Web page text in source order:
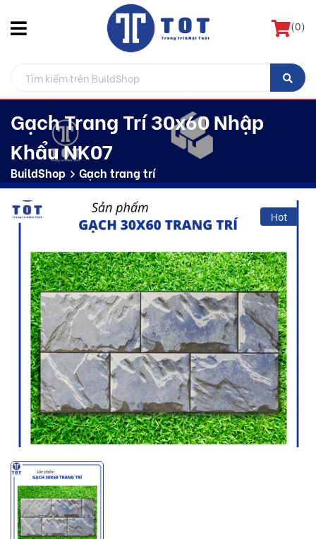
(0)
Gạch Trang Trí 30x60 Nhập
Khẩu NK07
BuildShop Gạch trang trí
Hot